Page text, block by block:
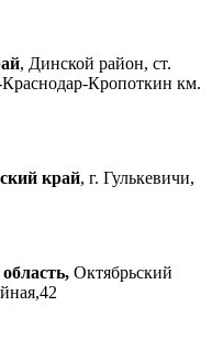
, Динской район, ст.
Кропоткин км.
край, г. Гулькевичи,
Октябрьский